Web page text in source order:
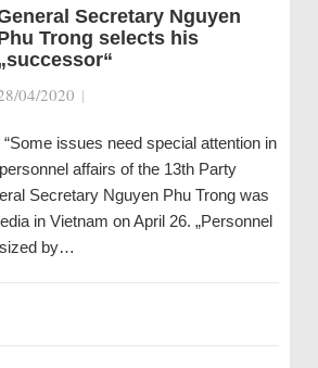
Secretary Nguyen
Trong selects his
04/2020 |
issues need special attention in
affairs of the 13th Party
Secretary Nguyen Phu Trong was
in Vietnam on April 26. „Personnel
by…